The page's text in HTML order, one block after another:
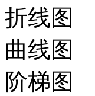
折线图
曲线图
阶梯图